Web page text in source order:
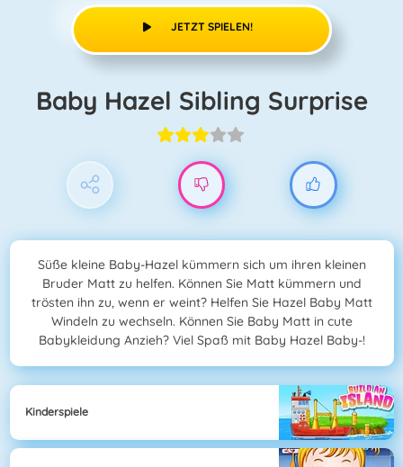
JETZT SPIELEN!
Baby Hazel Sibling Surprise
Süße kleine Baby-Hazel kümmern sich um ihren kleinen
Bruder Matt zu helfen. Können Sie Matt kümmern und
trösten ihn zu, wenn er weint? Helfen Sie Hazel Baby Matt
Windeln zu wechseln. Können Sie Baby Matt in cute
Babykleidung Anzieh? Viel Spaß mit Baby Hazel Baby-!
Kinderspiele